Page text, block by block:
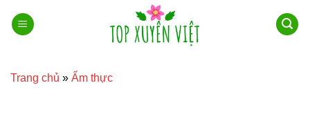
qua
Trang chủ » Ẩm thực